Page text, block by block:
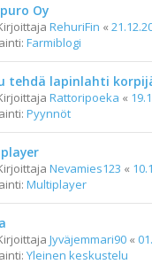
Oy
RehuriFin «
Farmiblogi
tehdä lapinlahti
Rattoripoeka «
Pyynnöt
Nevamies123 «
Multiplayer
Jyväjemmari90 «
Yleinen keskustelu